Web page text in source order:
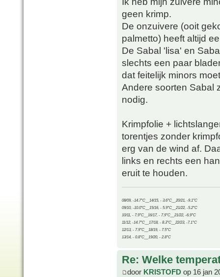
geen krimp.
De onzuivere (ooit
palmetto) heeft altijd
De Sabal 'lisa' en
slechts een paar
dat feitelijk minors
Andere soorten Sabal
nodig.
Krimpfolie +
torentjes zonder
erg van de wind af.
links en rechts een
eruit te houden.
08/09, -14.7°C__14/15, - 3.6°C__20/21, -9.1°C
09/10, -10.0°C__15/16, - 5.9°C__21/22, -5.2°C
10/11, - 7.9°C__16/17, - 7.9°C__21/22, -6.9°C
11/12, -14.7°C__17/18, - 8.3°C__22/23, -7.1°C
12/13, - 7.9°C__18/19, - 7.5°C
13/14, - 0.8°C__19/20, - 2.8°C
Re: Welke
door KRISTOFD op 16 jan